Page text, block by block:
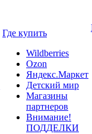
Где купить
Wildberries
Ozon
Яндекс.Маркет
Детский мир
Магазины
партнеров
Внимание!
ПОДДЕЛКИ